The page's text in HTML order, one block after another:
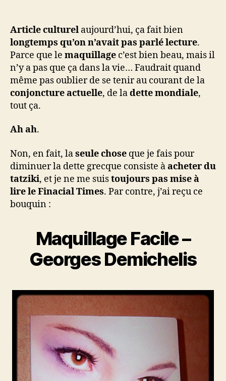
Article culturel aujourd’hui, ça fait bien
longtemps qu’on n’avait pas parlé lecture.
Parce que le maquillage c’est bien beau, mais il
n’y a pas que ça dans la vie… Faudrait quand
même pas oublier de se tenir au courant de la
conjoncture actuelle, de ladette mondiale,
tout ça.
Ah ah.
Non, en fait, laseule chose que je fais pour
diminuer la dette grecque consiste àacheter du
tatziki, et je ne me suistoujours pas mise à
lire le Finacial Times. Par contre, j’ai reçu ce
bouquin :
Maquillage Facile –
Georges Demichelis